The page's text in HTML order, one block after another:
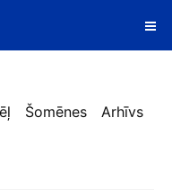
Šomēnes Arhīvs